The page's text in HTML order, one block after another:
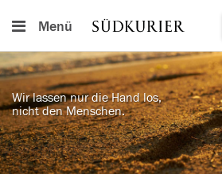
Menü
Wir lassen nur die Hand los,
nicht den Menschen.